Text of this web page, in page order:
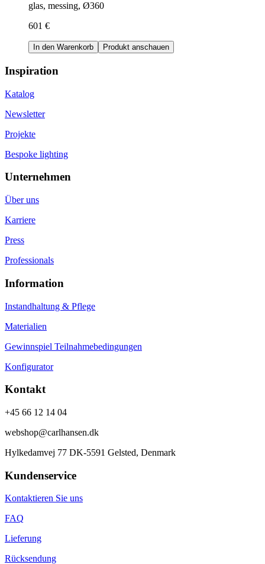
glas, messing, Ø360
601 €
In den Warenkorb Produkt anschauen
Inspiration
Katalog
Newsletter
Projekte
Bespoke lighting
Unternehmen
Über uns
Karriere
Press
Professionals
Information
Instandhaltung & Pflege
Materialien
Gewinnspiel Teilnahmebedingungen
Konfigurator
Kontakt
+45 66 12 14 04
webshop@carlhansen.dk
Hylkedamvej 77 DK-5591 Gelsted, Denmark
Kundenservice
Kontaktieren Sie uns
FAQ
Lieferung
Rücksendung